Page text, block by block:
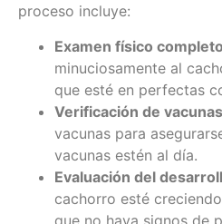
proceso incluye:
Examen físico completo
minuciosamente al
que esté en perfectas
Verificación de vacunas
vacunas para
vacunas estén al día.
Evaluación del
cachorro esté
que no haya signos de